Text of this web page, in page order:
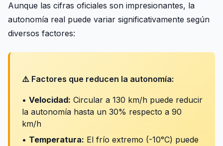
Aunque las cifras oficiales son impresionantes, la
autonomía real puede variar significativamente según
diversos factores:
⚠️ Factores que reducen la autonomía:
• Velocidad: Circular a 130 km/h puede reducir
la autonomía hasta un 30% respecto a 90
km/h
• Temperatura: El frío extremo (-10°C) puede